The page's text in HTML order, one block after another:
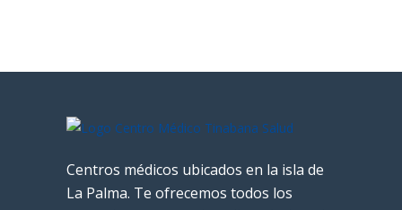
Centros médicos ubicados en la isla de
La Palma. Te ofrecemos todos los